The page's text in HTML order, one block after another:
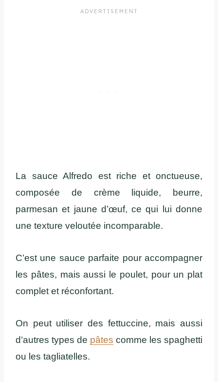
La sauce Alfredo est riche et onctueuse,
composée de crème liquide, beurre,
parmesan et jaune d’œuf, ce qui lui donne
une texture veloutée incomparable.
C’est une sauce parfaite pour accompagner
les pâtes, mais aussi le poulet, pour un plat
complet et réconfortant.
On peut utiliser des fettuccine, mais aussi
d’autres types de pâtes comme les spaghetti
ou les tagliatelles.